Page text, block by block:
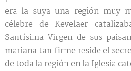
era la suya una región muy
célebre de Kevelaer
Santísima Virgen de sus
mariana tan firme reside el
de toda la región en la Iglesia